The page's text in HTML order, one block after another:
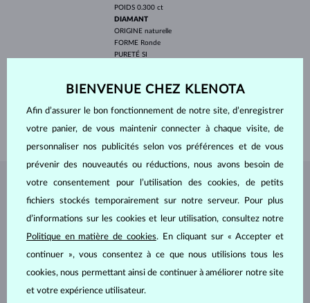
POIDS 0.300 ct
DIAMANT
ORIGINE naturelle
FORME Ronde
PURETÉ SI
POIDS0.144 ct
LARGEUR 1.70 mm
POIDS 2.30 g
BIJOUX DE L'ATELIER KLENOTA
BIENVENUE CHEZ KLENOTA
Afin d’assurer le bon fonctionnement de notre site, d’enregistrer
votre panier, de vous maintenir connecter à chaque visite, de
personnaliser nos publicités selon vos préférences et de vous
prévenir des nouveautés ou réductions, nous avons besoin de
votre consentement pour l’utilisation des cookies, de petits
fichiers stockés temporairement sur notre serveur. Pour plus
d’informations sur les cookies et leur utilisation, consultez notre
Politique en matière de cookies. En cliquant sur « Accepter et
continuer », vous consentez à ce que nous utilisions tous les
cookies, nous permettant ainsi de continuer à améliorer notre site
et votre expérience utilisateur.